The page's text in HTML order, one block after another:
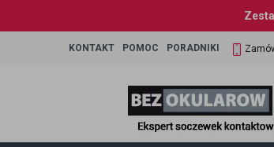
KONTAKT POMOC PORADNIKI